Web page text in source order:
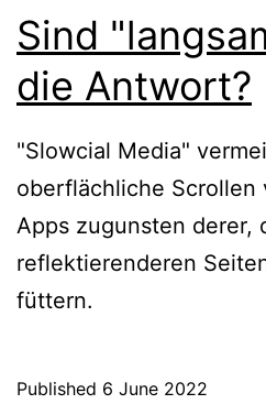
Sind
die Antwort?
"Slowcial Media"
oberflächliche Scrollen
Apps zugunsten derer,
reflektierenderen
füttern.
Published 6 June 2022